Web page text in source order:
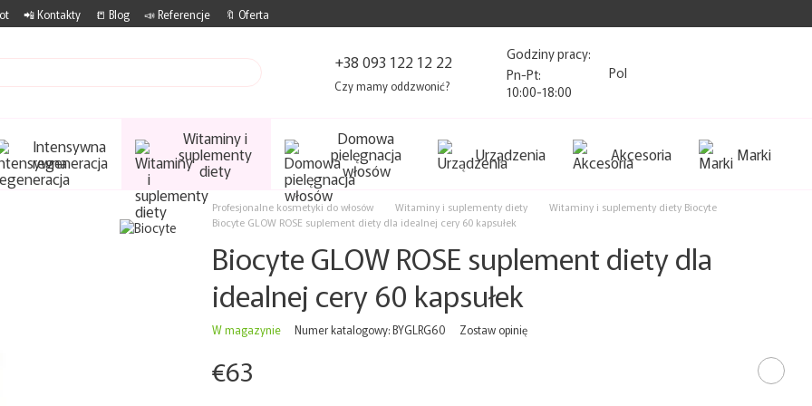
📲 Kontakty 📒 Blog 📣 Referencje 🔖 Oferta
+38 093 122 12 22
Czy mamy oddzwonić?
Godziny pracy:
Pn-Pt:
10:00-18:00
Pol
Intensywna
regeneracja
Witaminy i
suplementy
diety
Domowa
pielęgnacja
włosów
Urządzenia Akcesoria Marki
Profesjonalne kosmetyki do włosów Witaminy i suplementy diety
Witaminy i suplementy diety Biocyte
Biocyte GLOW ROSE suplement diety dla idealnej cery 60 kapsułek
Biocyte GLOW ROSE suplement diety dla
idealnej cery 60 kapsułek
W magazynie Numer katalogowy: BYGLRG60 Zostaw opinię
€63